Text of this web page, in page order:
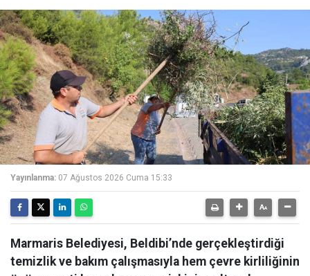
Yayınlanma: 07 Ağustos 2026 Cuma 15:33
Marmaris Belediyesi, Beldibi’nde gerçekleştirdiği
temizlik ve bakım çalışmasıyla hem çevre kirliliğinin